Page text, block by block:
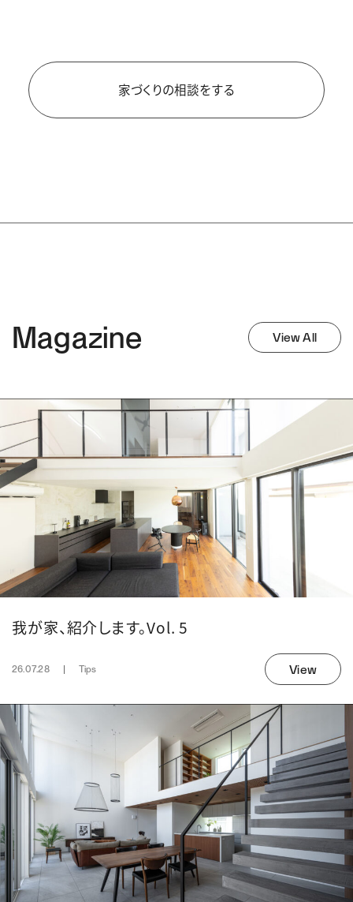
家づくりの相談をする
Magazine View All
我が家、紹介します。Vol. 5
26.07.28 Tips View